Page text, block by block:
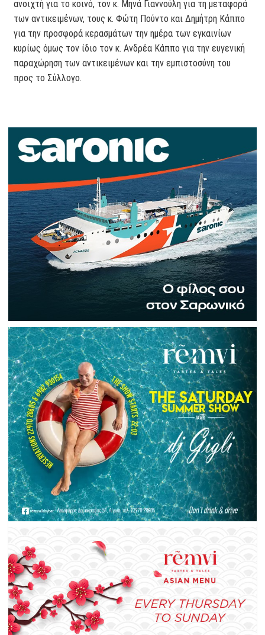
ανοιχτή για το κοινό, τον κ. Μηνά Γιαννούλη για τη μεταφορά
των αντικειμένων, τους κ. Φώτη Πούντο και Δημήτρη Κάππο
για την προσφορά κερασμάτων την ημέρα των εγκαινίων
κυρίως όμως τον ίδιο τον κ. Ανδρέα Κάππο για την ευγενική
παραχώρηση των αντικειμένων και την εμπιστοσύνη του
προς το Σύλλογο.